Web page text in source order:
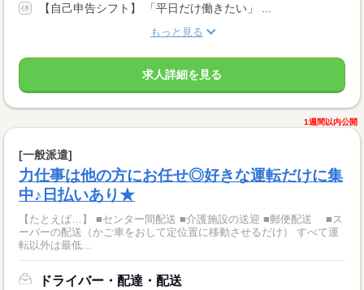
【自己申告シフト】 「平日だけ働きたい」 ...
もっと見る
求人詳細を見る
1週間以内公開
[一般派遣]
力仕事は他の方にお任せ◎好きな運転だけに集
中♪日払いあり★
【たとえば…】 ■センター間配送 ■介護施設の送迎 ■郵便配送 ■ス
ーパーの配送（かご車をおして定位置に移動させるだけ） すべて運
転以外は最低...
ドライバー・配達・配送